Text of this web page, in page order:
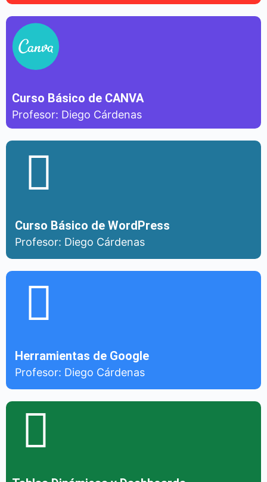
Curso Básico de CANVA
Profesor: Diego Cárdenas
Curso Básico de WordPress
Profesor: Diego Cárdenas
Herramientas de Google
Profesor: Diego Cárdenas